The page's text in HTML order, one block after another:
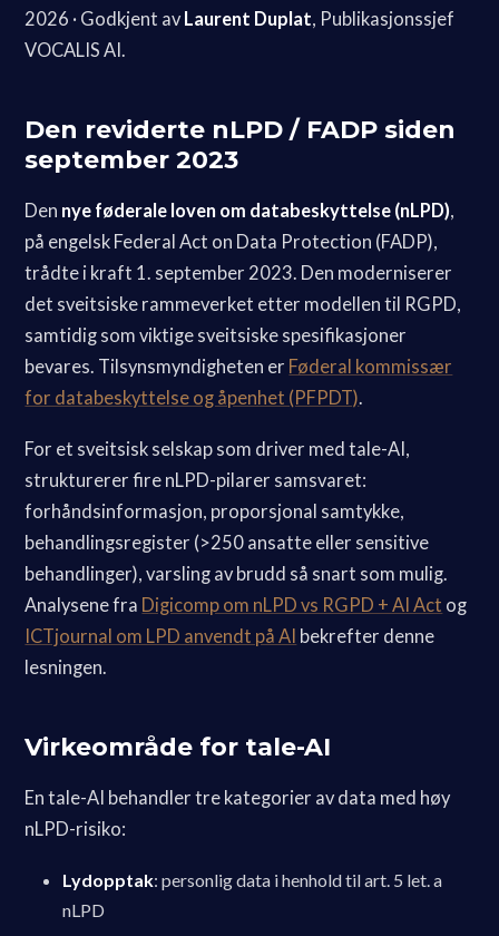
2026 · Godkjent avLaurent Duplat, Publikasjonssjef
VOCALIS AI.
Den reviderte nLPD / FADP siden
september 2023
Den nye føderale loven om databeskyttelse (nLPD),
på engelsk Federal Act on Data Protection (FADP),
trådte i kraft 1. september 2023. Den moderniserer
det sveitsiske rammeverket etter modellen til RGPD,
samtidig som viktige sveitsiske spesifikasjoner
bevares. Tilsynsmyndigheten er Føderal kommissær
for databeskyttelse og åpenhet (PFPDT).
For et sveitsisk selskap som driver med tale-AI,
strukturerer fire nLPD-pilarer samsvaret:
forhåndsinformasjon, proporsjonal samtykke,
behandlingsregister (>250 ansatte eller sensitive
behandlinger), varsling av brudd så snart som mulig.
Analysene fra Digicomp om nLPD vs RGPD + AI Act og
ICTjournal om LPD anvendt på AI bekrefter denne
lesningen.
Virkeområde for tale-AI
En tale-AI behandler tre kategorier av data med høy
nLPD-risiko:
Lydopptak: personlig data i henhold til art. 5 let. a
nLPD